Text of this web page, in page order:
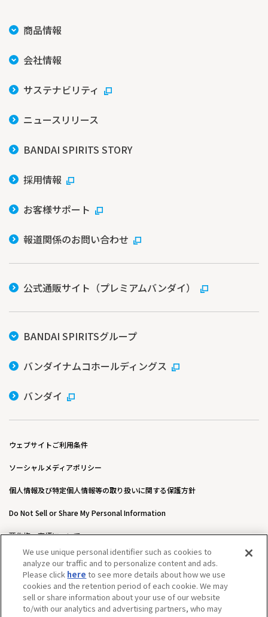
商品情報
会社情報
サステナビリティ
ニュースリリース
BANDAI SPIRITS STORY
採用情報
お客様サポート
報道関係のお問い合わせ
公式通販サイト（プレミアムバンダイ）
BANDAI SPIRITSグループ
バンダイナムコホールディングス
バンダイ
ウェブサイトご利用条件
ソーシャルメディアポリシー
個人情報及び特定個人情報等の取り扱いに関する保護方針
Do Not Sell or Share My Personal Information
著作権・商標について
ウェブアクセシビリティ方針
カスタマーハラスメントに対する基本的な対応方針について
We use unique personal identifier such as cookies to
analyze our traffic and to personalize content and ads.
Please click here to see more details about how we use
cookies and the retention period of each cookie. We may
sell or share information about your use of our website
to/with our analytics and advertising partners, who may